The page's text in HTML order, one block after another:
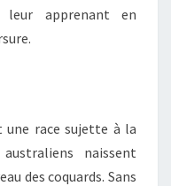
leur apprenant en
une race sujette à la
naissent
des coquards. Sans